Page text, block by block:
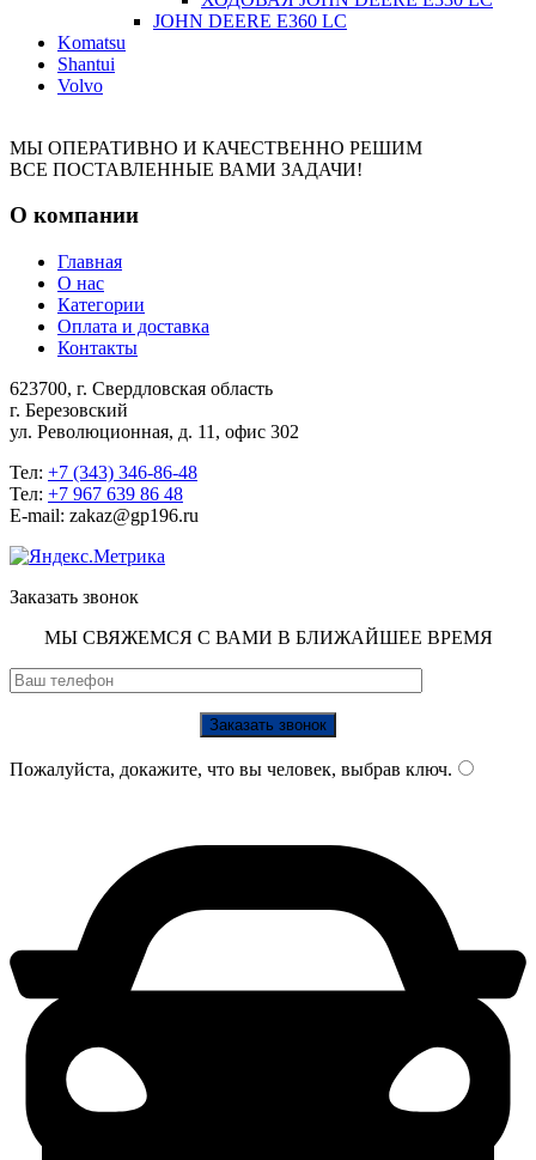
JOHN DEERE Е360 LC
Komatsu
Shantui
Volvo
МЫ ОПЕРАТИВНО И КАЧЕСТВЕННО РЕШИМ
ВСЕ ПОСТАВЛЕННЫЕ ВАМИ ЗАДАЧИ!
О компании
Главная
О нас
Категории
Оплата и доставка
Контакты
623700, г. Свердловская область
г. Березовский
ул. Революционная, д. 11, офис 302
Тел: +7 (343) 346-86-48
Тел: +7 967 639 86 48
E-mail: zakaz@gp196.ru
Заказать звонок
МЫ СВЯЖЕМСЯ С ВАМИ В БЛИЖАЙШЕЕ ВРЕМЯ
Пожалуйста, докажите, что вы человек, выбрав ключ.